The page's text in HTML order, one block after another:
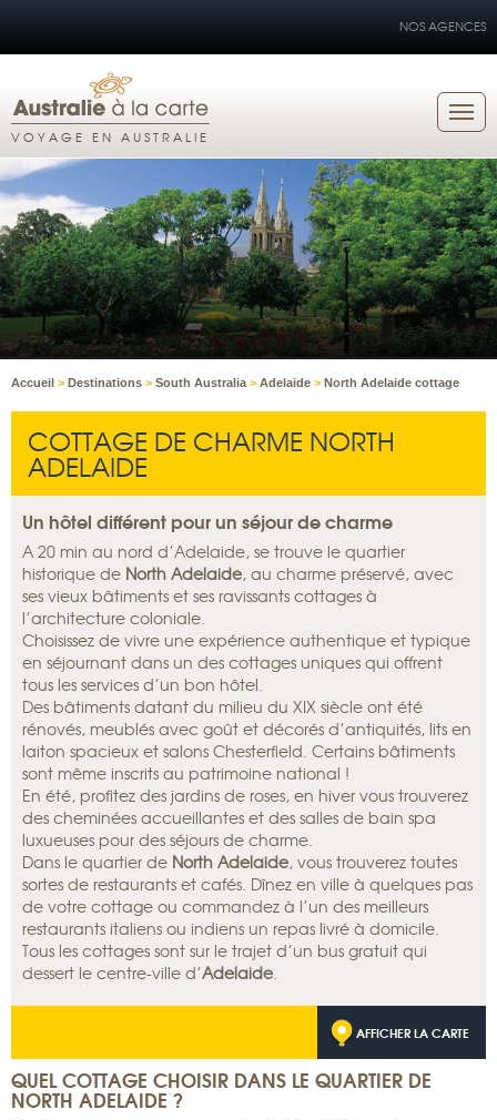
NOS AGENCES
VOYAGE EN AUSTRALIE
Accueil > Destinations > South Australia > Adelaide > North Adelaide cottage
COTTAGE DE CHARME NORTH
ADELAIDE
Un hôtel différent pour un séjour de charme
A 20 min au nord d’Adelaide, se trouve le quartier
historique de North Adelaide, au charme préservé, avec
ses vieux bâtiments et ses ravissants cottages à
l’architecture coloniale.
Choisissez de vivre une expérience authentique et typique
en séjournant dans un des cottages uniques qui offrent
tous les services d’un bon hôtel.
Des bâtiments datant du milieu du XIX siècle ont été
rénovés, meublés avec goût et décorés d’antiquités, lits en
laiton spacieux et salons Chesterfield. Certains bâtiments
sont même inscrits au patrimoine national !
En été, profitez des jardins de roses, en hiver vous trouverez
des cheminées accueillantes et des salles de bain spa
luxueuses pour des séjours de charme.
Dans le quartier de North Adelaide, vous trouverez toutes
sortes de restaurants et cafés. Dînez en ville à quelques pas
de votre cottage ou commandez à l’un des meilleurs
restaurants italiens ou indiens un repas livré à domicile.
Tous les cottages sont sur le trajet d’un bus gratuit qui
dessert le centre-ville d’Adelaide.
AFFICHER LA CARTE
QUEL COTTAGE CHOISIR DANS LE QUARTIER DE
NORTH ADELAIDE ?